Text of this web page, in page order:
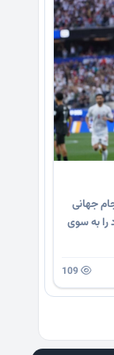
جهانی
را به سوی
109